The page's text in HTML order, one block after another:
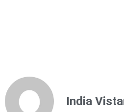
India